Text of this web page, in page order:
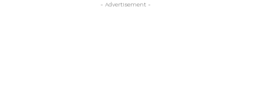
- Advertisement -